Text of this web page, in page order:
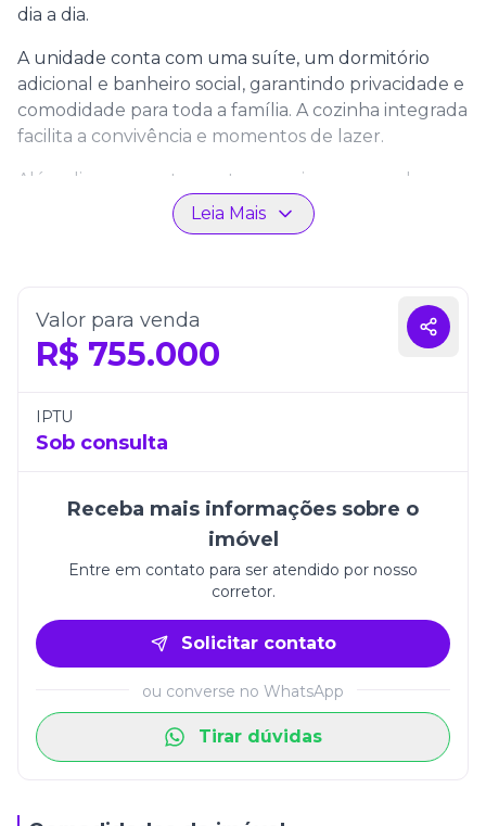
dia a dia.
A unidade conta com uma suíte, um dormitório
adicional e banheiro social, garantindo privacidade e
comodidade para toda a família. A cozinha integrada
facilita a convivência e momentos de lazer.
Além disso, o apartamento possui uma vaga de
garagem, trazendo segurança e conveniência. Sua
localização em Itapema permite fácil acesso a
Leia Mais
Valor para venda
R$ 755.000
IPTU
Sob consulta
Receba mais informações sobre o
imóvel
Entre em contato para ser atendido por nosso
corretor.
Solicitar contato
ou converse no WhatsApp
Tirar dúvidas